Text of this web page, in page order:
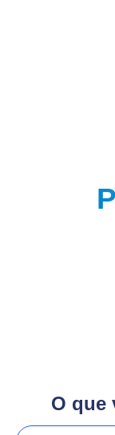
O que